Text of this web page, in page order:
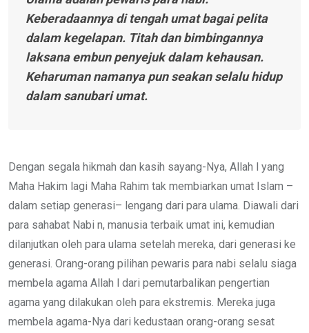
Keberadaannya di tengah umat bagai pelita
dalam kegelapan. Titah dan bimbingannya
laksana embun penyejuk dalam kehausan.
Keharuman namanya pun seakan selalu hidup
dalam sanubari umat.
Dengan segala hikmah dan kasih sayang-Nya, Allah l yang
Maha Hakim lagi Maha Rahim tak membiarkan umat Islam –
dalam setiap generasi– lengang dari para ulama. Diawali dari
para sahabat Nabi n, manusia terbaik umat ini, kemudian
dilanjutkan oleh para ulama setelah mereka, dari generasi ke
generasi. Orang-orang pilihan pewaris para nabi selalu siaga
membela agama Allah l dari pemutarbalikan pengertian
agama yang dilakukan oleh para ekstremis. Mereka juga
membela agama-Nya dari kedustaan orang-orang sesat